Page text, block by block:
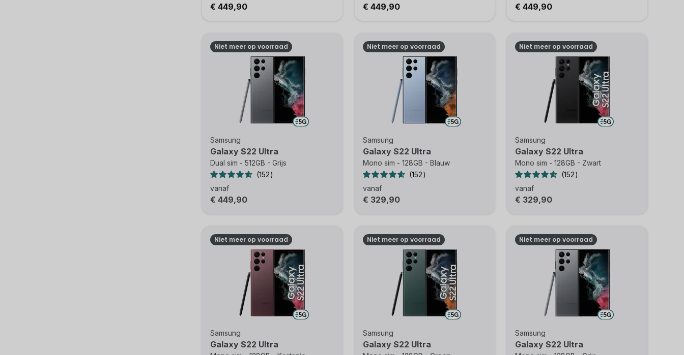
€ 449,90 € 449,90 € 449,90
Niet meer op voorraad
Samsung
Galaxy S22 Ultra
Dual sim - 512GB - Grijs
152
vanaf
€ 449,90
Niet meer op voorraad
Samsung
Galaxy S22 Ultra
Mono sim - 128GB - Blauw
152
vanaf
€ 329,90
Niet meer op voorraad
Samsung
Galaxy S22 Ultra
Mono sim - 128GB - Zwart
152
vanaf
€ 329,90
Niet meer op voorraad
Samsung
Galaxy S22 Ultra
Niet meer op voorraad
Samsung
Galaxy S22 Ultra
Niet meer op voorraad
Samsung
Galaxy S22 Ultra